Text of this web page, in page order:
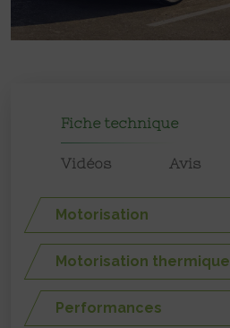
Fiche technique
Vidéos Avis
Motorisation
Motorisation thermique
Performances